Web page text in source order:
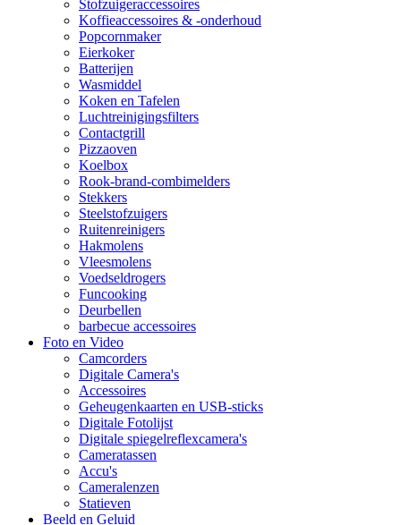
Stofzuigeraccessoires
Koffieaccessoires & -onderhoud
Popcornmaker
Eierkoker
Batterijen
Wasmiddel
Koken en Tafelen
Luchtreinigingsfilters
Contactgrill
Pizzaoven
Koelbox
Rook-brand-combimelders
Stekkers
Steelstofzuigers
Ruitenreinigers
Hakmolens
Vleesmolens
Voedseldrogers
Funcooking
Deurbellen
barbecue accessoires
Foto en Video
Camcorders
Digitale Camera's
Accessoires
Geheugenkaarten en USB-sticks
Digitale Fotolijst
Digitale spiegelreflexcamera's
Cameratassen
Accu's
Cameralenzen
Statieven
Beeld en Geluid